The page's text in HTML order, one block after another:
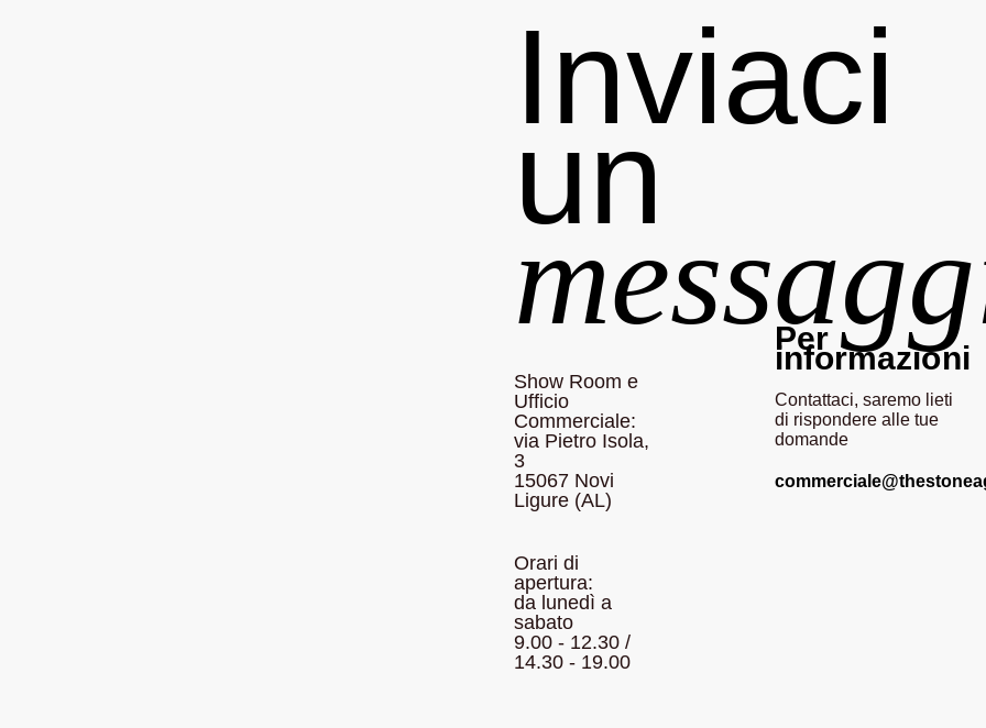
Inviaci
un
Show Room e
Ufficio
Commerciale:
via Pietro Isola,
3
15067 Novi
Ligure (AL)
Orari di
apertura:
da lunedì a
sabato
9.00 - 12.30 /
14.30 - 19.00
Per
informazioni
Contattaci, saremo lieti
di rispondere alle tue
domande